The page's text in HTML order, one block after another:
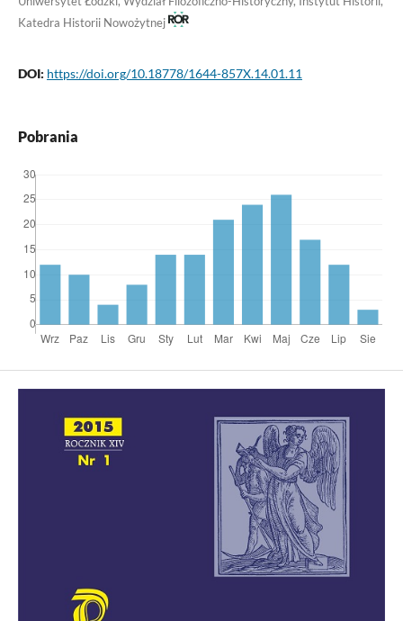
Katedra Historii Nowożytnej
DOI: https://doi.org/10.18778/1644-857X.14.01.11
Pobrania